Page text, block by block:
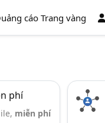
cáo Trang vàng
phí
miễn phí